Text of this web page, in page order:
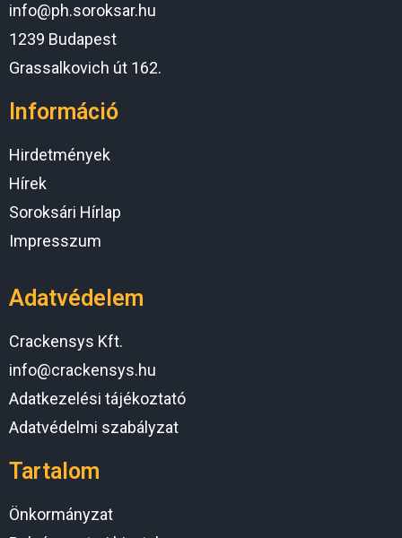
info@ph.soroksar.hu
1239 Budapest
Grassalkovich út 162.
Információ
Hirdetmények
Hírek
Soroksári Hírlap
Impresszum
Adatvédelem
Crackensys Kft.
info@crackensys.hu
Adatkezelési tájékoztató
Adatvédelmi szabályzat
Tartalom
Önkormányzat